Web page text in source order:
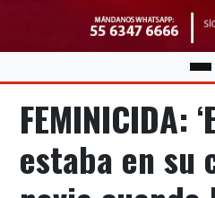
FEMINICIDA:
estaba en su